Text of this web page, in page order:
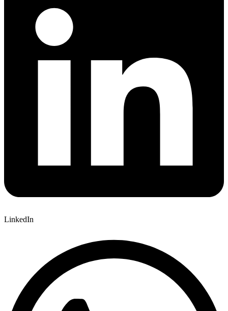
LinkedIn